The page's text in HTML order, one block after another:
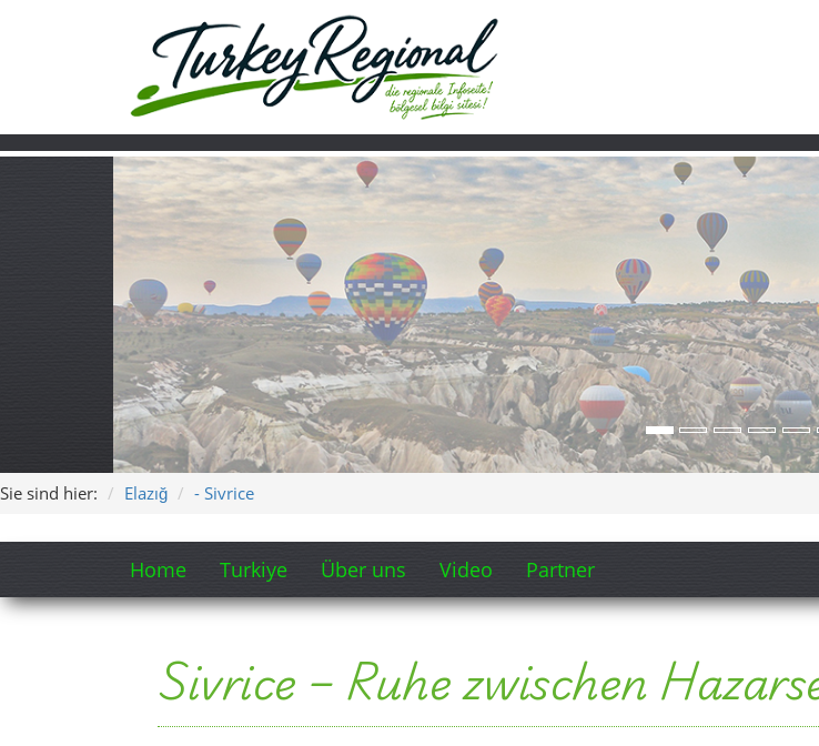
Elazığ - Sivrice
Home Turkiye Über uns Video
Sivrice – Ruhe zwischen
Song: „Sivrice – Zwischen Berg und Hazarsee“
Ein moderner Urlaubsschlager über Sivrice am Hazarsee – mit Blick auf den
Version 1 – „Sivrice – Zwischen Berg und Hazarsee“ (6:33 Min)